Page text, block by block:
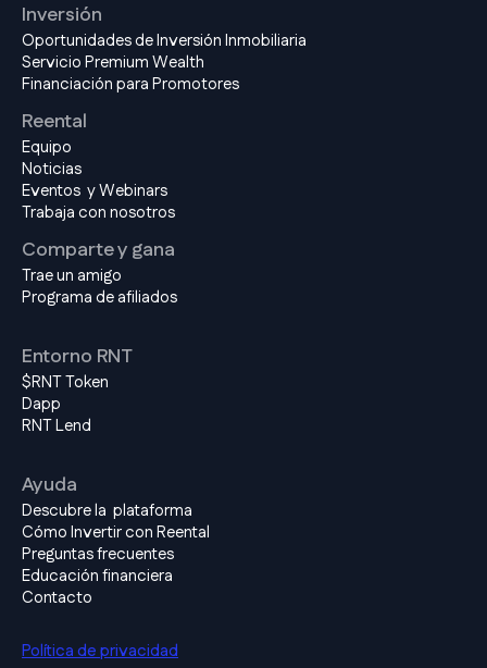
Inversión
Oportunidades de Inversión Inmobiliaria
Servicio Premium Wealth
Financiación para Promotores
Reental
Equipo
Noticias
Eventos y Webinars
Trabaja con nosotros
Comparte y gana
Trae un amigo
Programa de afiliados
Entorno RNT
$RNT Token
Dapp
RNT Lend
Ayuda
Descubre la plataforma
Cómo Invertir con Reental
Preguntas frecuentes
Educación financiera
Contacto
Política de privacidad